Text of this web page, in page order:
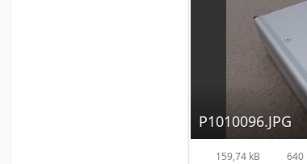
P1010096.JPG
159,74 kB 640